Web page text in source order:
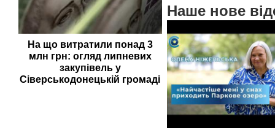
На що витратили понад 3
млн грн: огляд липневих
закупівель у
Сіверськодонецькій громаді
Наше нове